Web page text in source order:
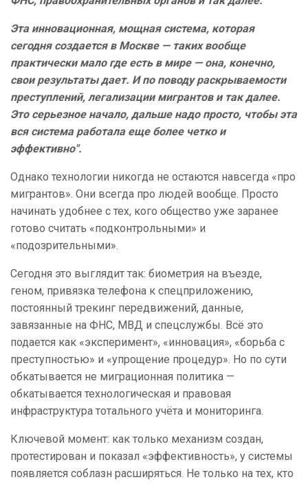
Эта инновационная, мощная система, которая
сегодня создается в Москве — таких вообще
практически мало где есть в мире — она, конечно,
свои результаты дает. И по поводу раскрываемости
преступлений, легализации мигрантов и так далее.
Это серьезное начало, дальше надо просто, чтобы эта
вся система работала еще более четко и
эффективно".
Однако технологии никогда не остаются навсегда «про
мигрантов». Они всегда про людей вообще. Просто
начинать удобнее с тех, кого общество уже заранее
готово считать «подконтрольными» и
«подозрительными».
Сегодня это выглядит так: биометрия на въезде,
геном, привязка телефона к спецприложению,
постоянный трекинг передвижений, данные,
завязанные на ФНС, МВД и спецслужбы. Всё это
подается как «эксперимент», «инновация», «борьба с
преступностью» и «упрощение процедур». Но по сути
обкатывается не миграционная политика —
обкатывается технологическая и правовая
инфраструктура тотального учёта и мониторинга.
Ключевой момент: как только механизм создан,
протестирован и показал «эффективность», у системы
появляется соблазн расширяться. Не только на тех, кто